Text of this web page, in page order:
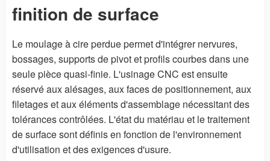
finition de surface
Le moulage à cire perdue permet d'intégrer nervures,
bossages, supports de pivot et profils courbes dans une
seule pièce quasi-finie. L'usinage CNC est ensuite
réservé aux alésages, aux faces de positionnement, aux
filetages et aux éléments d'assemblage nécessitant des
tolérances contrôlées. L'état du matériau et le traitement
de surface sont définis en fonction de l'environnement
d'utilisation et des exigences d'usure.